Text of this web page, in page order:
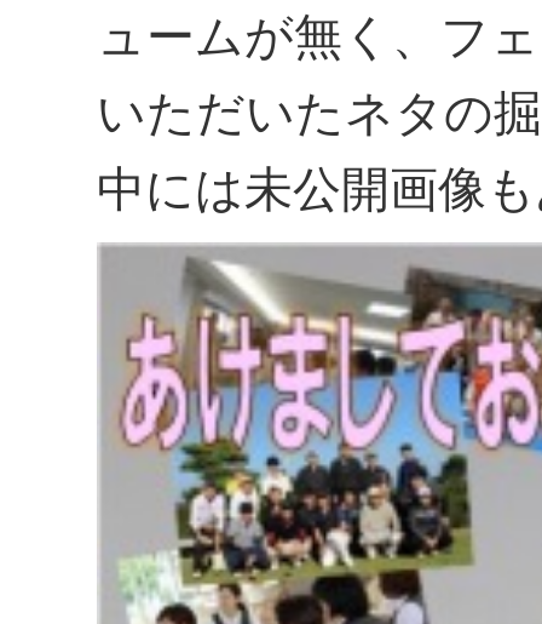
ュームが無く、フ
いただいたネタの
中には未公開画像